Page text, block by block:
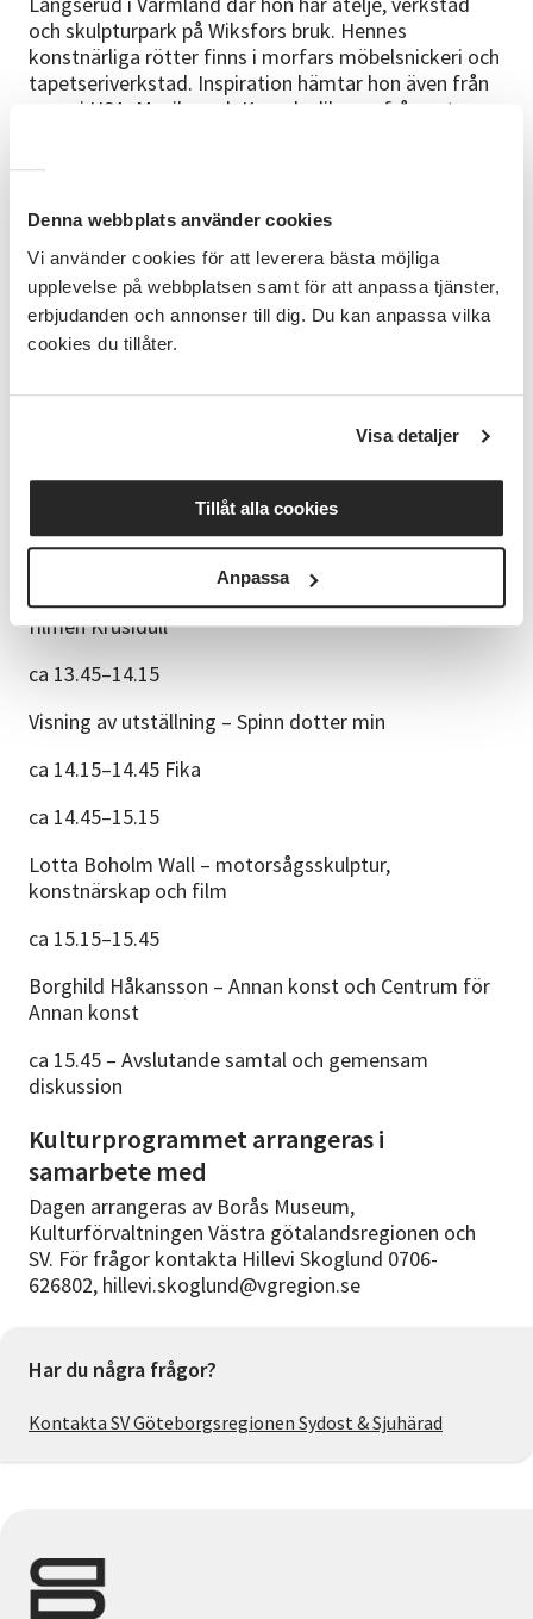
Denna webbplats använder cookies
Vi använder cookies för att leverera bästa möjliga
upplevelse på webbplatsen samt för att anpassa tjänster,
erbjudanden och annonser till dig. Du kan anpassa vilka
cookies du tillåter.
Visa detaljer
Tillåt alla cookies
Anpassa
och skulpturpark på Wiksfors bruk. Hennes
konstnärliga rötter finns i morfars möbelsnickeri och
tapetseriverkstad. Inspiration hämtar hon även från
resor i USA, Mexiko och Kanada, liksom från natur,
bildhuggarjärn.
Under dagen visas delar av hennes film om det egna
konstnärskapet, tillsammans med visning av
utställningen Spinn dotter min där Lottas verk är
centralt -ett gigantiskt linfäste på närmare tre
Introduktion till dagen samt enkel slöjduppgift
ca 13.15–13.45
Jonatan Malm – Folkkonst och visning av delar ur
filmen Krusidull
ca 13.45–14.15
Visning av utställning – Spinn dotter min
ca 14.15–14.45 Fika
ca 14.45–15.15
Lotta Boholm Wall – motorsågsskulptur,
konstnärskap och film
ca 15.15–15.45
Borghild Håkansson – Annan konst och Centrum för
Annan konst
ca 15.45 – Avslutande samtal och gemensam
diskussion
Kulturprogrammet arrangeras i
samarbete med
Dagen arrangeras av Borås Museum,
Kulturförvaltningen Västra götalandsregionen och
SV. För frågor kontakta Hillevi Skoglund 0706-
626802, hillevi.skoglund@vgregion.se
Har du några frågor?
Kontakta SV Göteborgsregionen Sydost & Sjuhärad